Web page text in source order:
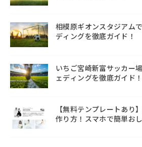
相模原ギオンスタジアム
ディングを徹底ガイド！
いちご宮崎新富サッカー
ェディングを徹底ガイド！
【無料テンプレートあり
作り方！スマホで簡単お